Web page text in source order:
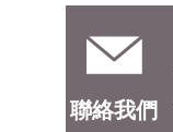
聯絡我們